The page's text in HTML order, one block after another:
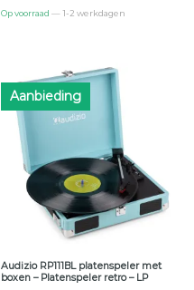
Op voorraad — 1-2 werkdagen
Aanbieding
Audizio RP111BL platenspeler met
boxen – Platenspeler retro – LP